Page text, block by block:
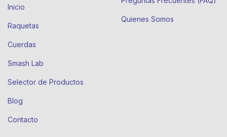
Inicio
Raquetas
Cuerdas
Smash Lab
Selector de Productos
Blog
Contacto
Quienes Somos